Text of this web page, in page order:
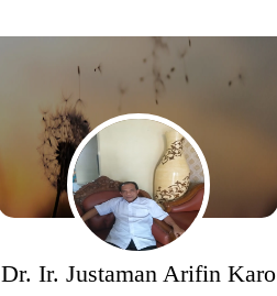
Dr. Ir. Justaman Arifin Karo